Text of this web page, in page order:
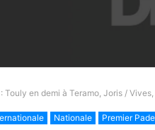
: Touly en demi à Teramo, Joris /
Nationale Premier